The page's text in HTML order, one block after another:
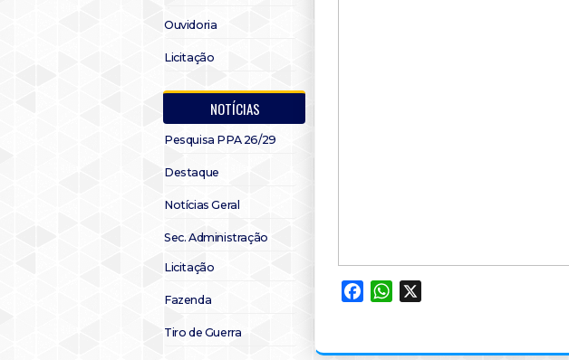
Ouvidoria
Licitação
NOTÍCIAS
Pesquisa PPA 26/29
Destaque
Notícias Geral
Sec. Administração
Licitação
Fazenda
Tiro de Guerra
FacebookWhatsApp